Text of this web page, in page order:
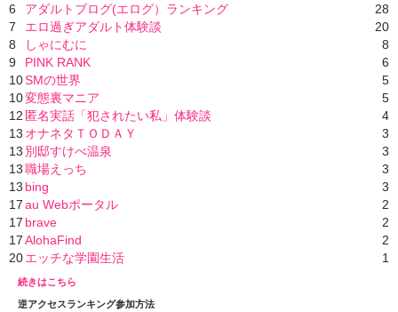
6
アダルトブログ(エログ）ランキング
28
7
エロ過ぎアダルト体験談
20
8
しゃにむに
8
9
PINK RANK
6
10SMの世界
5
10変態裏マニア
5
12 匿名実話「犯されたい私」体験談
4
13 オナネタＴＯＤＡＹ
3
13 別邸すけべ温泉
3
13職場えっち
3
13 bing
3
17au Webポータル
2
17 brave
2
17AlohaFind
2
20エッチな学園生活 1
続きはこちら
逆アクセスランキング参加方法